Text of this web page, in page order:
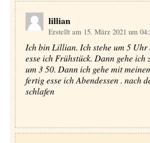
lillian
Erstellt am 15. März 2021 um
Ich bin Lillian. Ich stehe um 5 Uhr
esse ich Frühstück. Dann gehe ich
um 3 50. Dann ich gehe mit
fertig esse ich Abendessen . nach
schlafen